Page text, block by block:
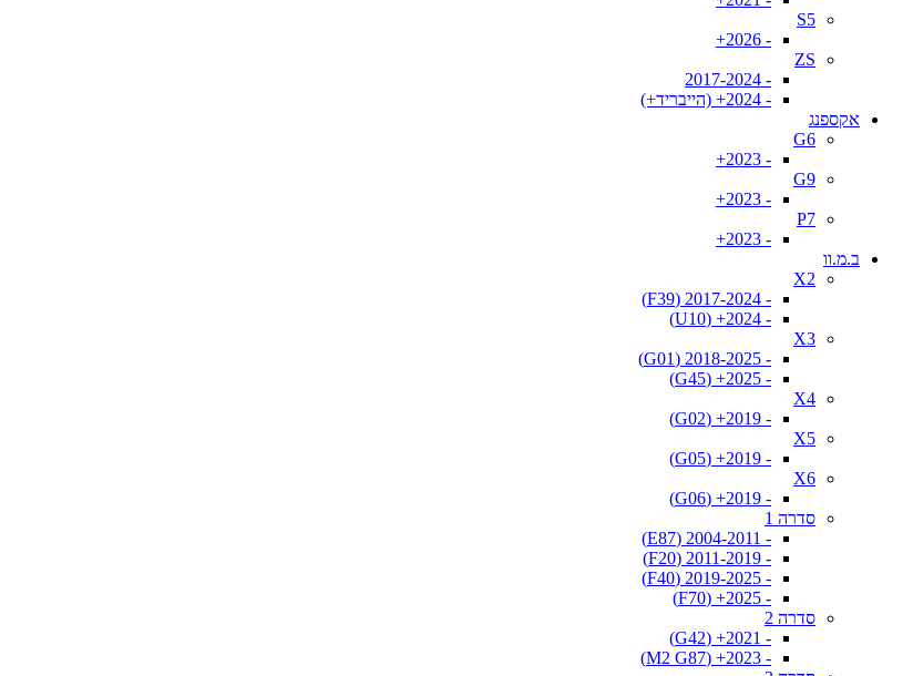
S5
- 2026+
ZS
- 2017-2024
- 2024+ (הייבריד+)
אקספנג
G6
- 2023+
G9
- 2023+
P7
- 2023+
ב.מ.וו
X2
- 2017-2024 (F39)
- 2024+ (U10)
X3
- 2018-2025 (G01)
- 2025+ (G45)
X4
- 2019+ (G02)
X5
- 2019+ (G05)
X6
- 2019+ (G06)
סדרה 1
- 2004-2011 (E87)
- 2011-2019 (F20)
- 2019-2025 (F40)
- 2025+ (F70)
סדרה 2
- 2021+ (G42)
- 2023+ (M2 G87)